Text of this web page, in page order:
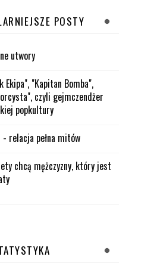
POSTY
utwory
Ekipa", "Kapitan Bomba",
czyli gejmczendżer
popkultury
- relacja pełna mitów
chcą mężczyzny, który jest